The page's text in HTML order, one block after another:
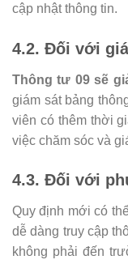
cập nhật thông tin.
4.2. Đối với
Thông tư 09 sẽ
giám sát bảng
viên có thêm thời
việc chăm sóc và
4.3. Đối với
Quy định mới có
dễ dàng truy cập
không phải đến